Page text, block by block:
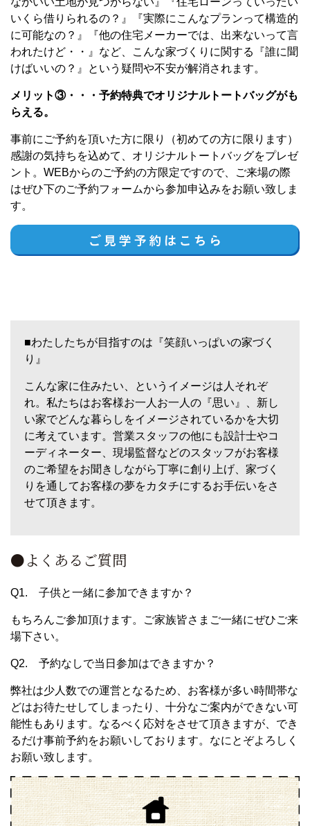
いくら借りられるの？』『実際にこんなプランって構造的
に可能なの？』『他の住宅メーカーでは、出来ないって言
われたけど・・』など、こんな家づくりに関する『誰に聞
けばいいの？』という疑問や不安が解消されます。
メリット③・・・予約特典でオリジナルトートバッグがも
らえる。
事前にご予約を頂いた方に限り（初めての方に限ります）
感謝の気持ちを込めて、オリジナルトートバッグをプレゼ
ント。WEBからのご予約の方限定ですので、ご来場の際
はぜひ下のご予約フォームから参加申込みをお願い致しま
す。
■わたしたちが目指すのは『笑顔いっぱいの家づく
り』
こんな家に住みたい、というイメージは人それぞ
れ。私たちはお客様お一人お一人の『思い』、新し
い家でどんな暮らしをイメージされているかを大切
に考えています。営業スタッフの他にも設計士やコ
ーディネーター、現場監督などのスタッフがお客様
のご希望をお聞きしながら丁寧に創り上げ、家づく
りを通してお客様の夢をカタチにするお手伝いをさ
せて頂きます。
●よくあるご質問
Q1. 子供と一緒に参加できますか？
もちろんご参加頂けます。ご家族皆さまご一緒にぜひご来
場下さい。
Q2. 予約なしで当日参加はできますか？
弊社は少人数での運営となるため、お客様が多い時間帯な
どはお待たせしてしまったり、十分なご案内ができない可
能性もあります。なるべく応対をさせて頂きますが、でき
るだけ事前予約をお願いしております。なにとぞよろしく
お願い致します。